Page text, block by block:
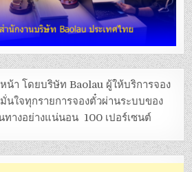
น้า โดยบริษัท Baolau ผู้ให้บริการจอง
นใจทุกรายการจองตั๋วผ่านระบบของ
ทางอย่างแน่นอน 100 เปอร์เซนต์